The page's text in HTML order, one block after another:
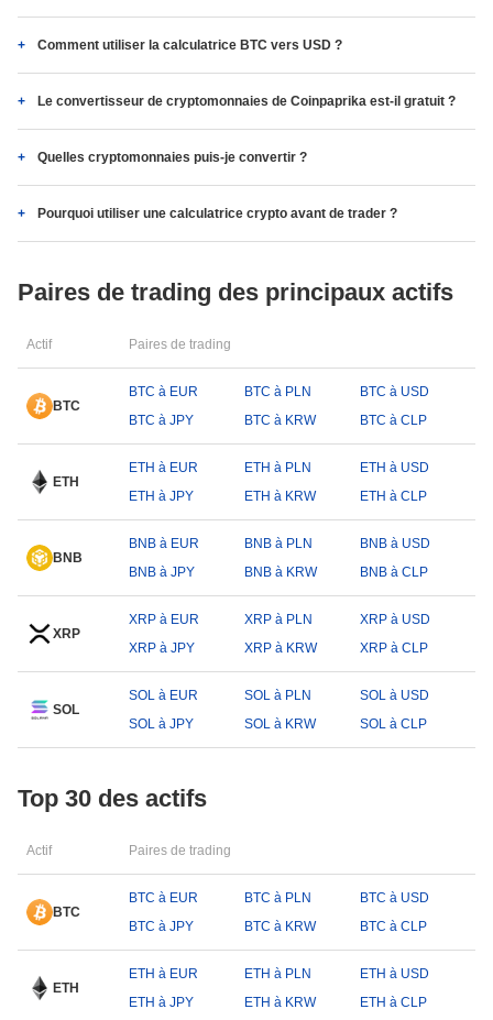
Comment utiliser la calculatrice BTC vers USD ?
Le convertisseur de cryptomonnaies de Coinpaprika est-il gratuit ?
Quelles cryptomonnaies puis-je convertir ?
Pourquoi utiliser une calculatrice crypto avant de trader ?
Paires de trading des principaux actifs
Actif Paires de trading
BTC
BTC à EUR BTC à PLN
BTC à USD
BTC à JPY
BTC à KRW BTC à CLP
ETH
ETH à EUR ETH à PLN
ETH à USD
ETH à JPY
ETH à KRW ETH à CLP
BNB
BNB à EUR BNB à PLN
BNB à USD
BNB à JPY
BNB à KRW BNB à CLP
XRP
XRP à EUR XRP à PLN
XRP à USD
XRP à JPY
XRP à KRW XRP à CLP
SOL
SOL à EUR SOL à PLN
SOL à USD
SOL à JPY
SOL à KRW SOL à CLP
Top 30 des actifs
Actif Paires de trading
BTC
BTC à EUR BTC à PLN
BTC à USD
BTC à JPY
BTC à KRW BTC à CLP
ETH
ETH à EUR ETH à PLN
ETH à USD
ETH à JPY
ETH à KRW ETH à CLP